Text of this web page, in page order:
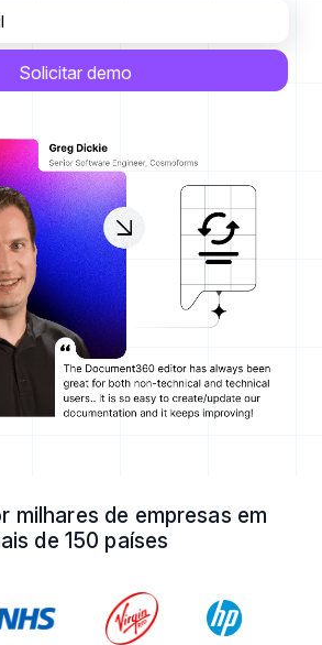
Solicitar demo
milhares de empresas em
de 150 países